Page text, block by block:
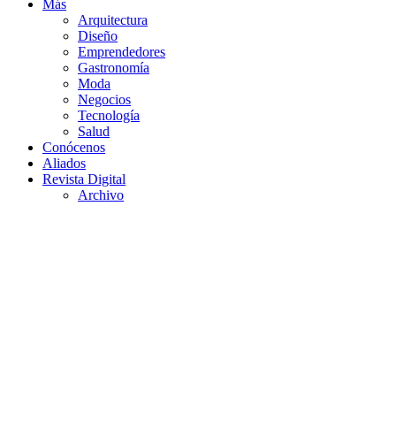
Más
Arquitectura
Diseño
Emprendedores
Gastronomía
Moda
Negocios
Tecnología
Salud
Conócenos
Aliados
Revista Digital
Archivo